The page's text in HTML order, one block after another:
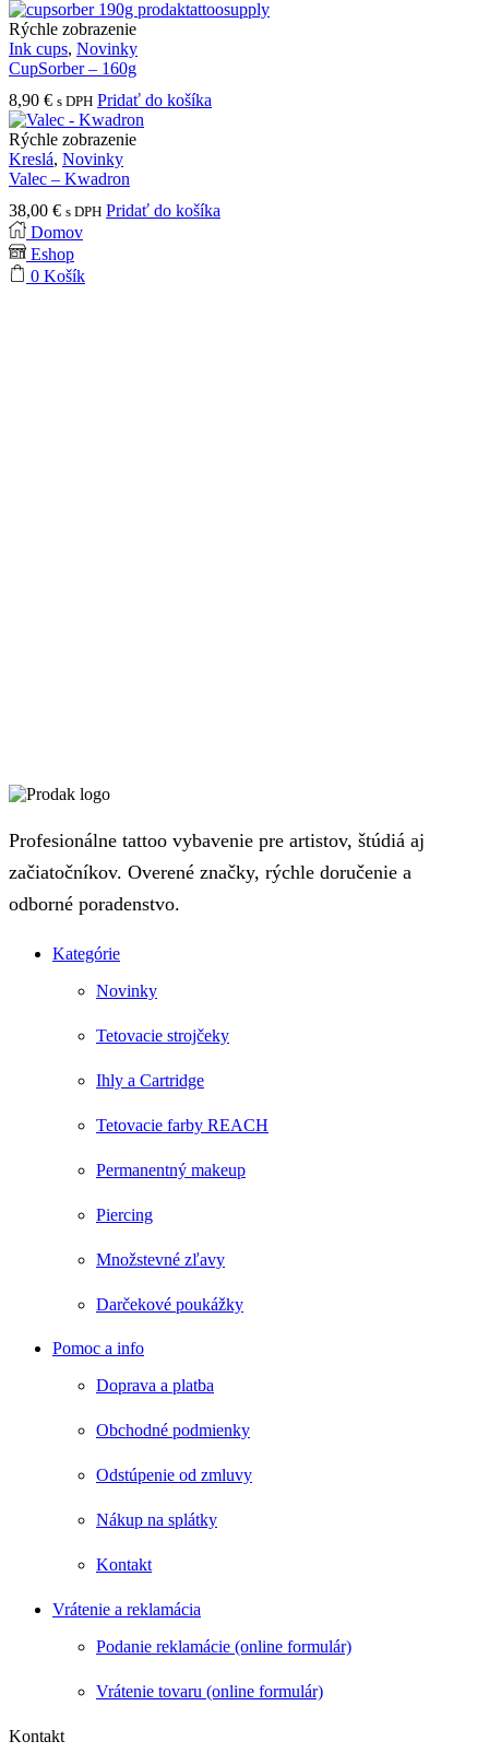
Rýchle zobrazenie
Ink cups, Novinky
CupSorber – 160g
8,90 € s DPH Pridať do košíka
Rýchle zobrazenie
Kreslá, Novinky
Valec – Kwadron
38,00 € s DPH Pridať do košíka
Domov
Eshop
0 Košík
Profesionálne tattoo vybavenie pre artistov, štúdiá aj
začiatočníkov. Overené značky, rýchle doručenie a
odborné poradenstvo.
Kategórie
Novinky
Tetovacie strojčeky
Ihly a Cartridge
Tetovacie farby REACH
Permanentný makeup
Piercing
Množstevné zľavy
Darčekové poukážky
Pomoc a info
Doprava a platba
Obchodné podmienky
Odstúpenie od zmluvy
Nákup na splátky
Kontakt
Vrátenie a reklamácia
Podanie reklamácie (online formulár)
Vrátenie tovaru (online formulár)
Kontakt